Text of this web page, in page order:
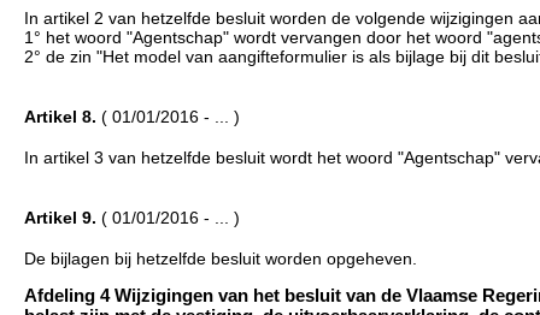
In artikel 2 van hetzelfde besluit worden de volgende wijzigingen
1° het woord "Agentschap" wordt vervangen door het woord
2° de zin "Het model van aangifteformulier is als bijlage bij dit
Artikel 8. ( 01/01/2016 - ... )
In artikel 3 van hetzelfde besluit wordt het woord "Agentschap"
Artikel 9. ( 01/01/2016 - ... )
De bijlagen bij hetzelfde besluit worden opgeheven.
Afdeling 4 Wijzigingen van het besluit van de Vlaamse